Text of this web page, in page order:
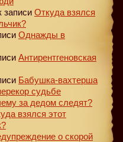
записи Откуда взялся
Однажды в
Антирентгеновская
Бабушка-вахтерша
судьбе
за дедом следят?
взялся этот
о скорой